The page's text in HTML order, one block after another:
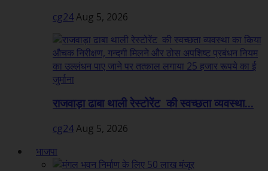
cg24Aug 5, 2026
राजवाड़ा ढाबा थाली रेस्टोरेंट की स्वच्छता व्यवस्था...
cg24Aug 5, 2026
भाजपा